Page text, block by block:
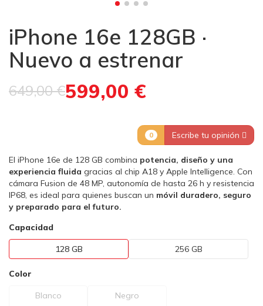
iPhone 16e 128GB ·
Nuevo a estrenar
649,00 €599,00 €
0 Escribe tu opinión
El iPhone 16e de 128 GB combina potencia, diseño y una
experiencia fluida gracias al chip A18 y Apple Intelligence. Con
cámara Fusion de 48 MP, autonomía de hasta 26 h y resistencia
IP68, es ideal para quienes buscan un móvil duradero, seguro
y preparado para el futuro.
Capacidad
128 GB 256 GB
Color
Blanco Negro